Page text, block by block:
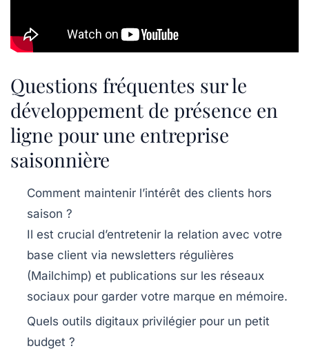
Questions fréquentes sur le
développement de présence en
ligne pour une entreprise
saisonnière
Comment maintenir l’intérêt des clients hors
saison ?
Il est crucial d’entretenir la relation avec votre
base client via newsletters régulières
(Mailchimp) et publications sur les réseaux
sociaux pour garder votre marque en mémoire.
Quels outils digitaux privilégier pour un petit
budget ?